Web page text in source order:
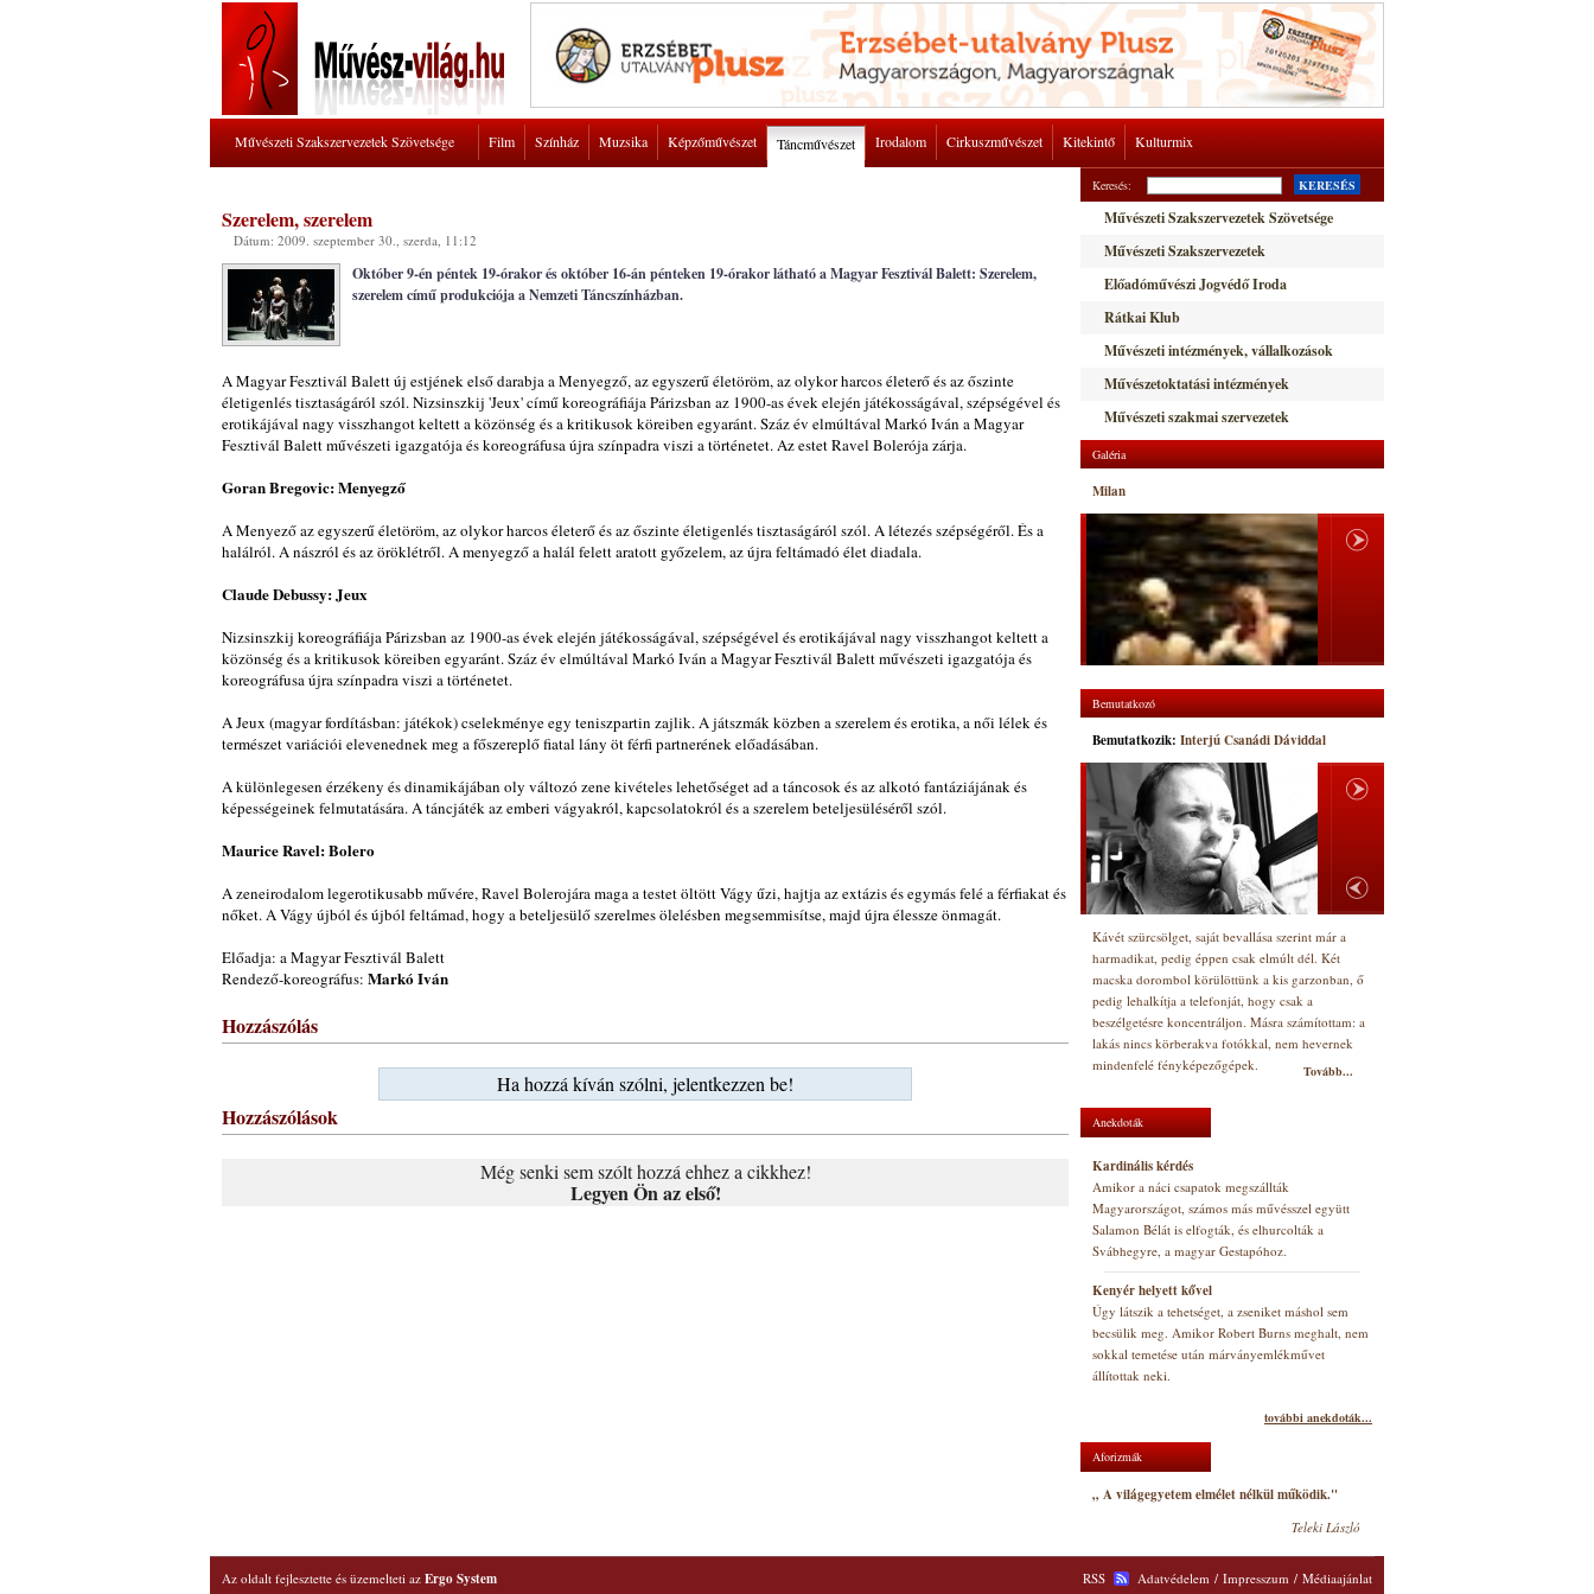
Művészeti Szakszervezetek Szövetsége Film Színház Muzsika Képzőművészet Táncművészet Irodalom Cirkuszművészet Kitekintő Kulturmix
Szerelem, szerelem
Dátum: 2009. szeptember 30., szerda, 11:12
Október 9-én péntek 19-órakor és október 16-án pénteken 19-órakor látható a Magyar Fesztivál Balett: Szerelem,
szerelem című produkciója a Nemzeti Táncszínházban.
A Magyar Fesztivál Balett új estjének első darabja a Menyegző, az egyszerű életöröm, az olykor harcos életerő és az őszinte
életigenlés tisztaságáról szól. Nizsinszkij 'Jeux' című koreográfiája Párizsban az 1900-as évek elején játékosságával, szépségével és
erotikájával nagy visszhangot keltett a közönség és a kritikusok köreiben egyaránt. Száz év elmúltával Markó Iván a Magyar
Fesztivál Balett művészeti igazgatója és koreográfusa újra színpadra viszi a történetet. Az estet Ravel Bolerója zárja.
Goran Bregovic: Menyegző
A Menyező az egyszerű életöröm, az olykor harcos életerő és az őszinte életigenlés tisztaságáról szól. A létezés szépségéről. És a
halálról. A nászról és az öröklétről. A menyegző a halál felett aratott győzelem, az újra feltámadó élet diadala.
Claude Debussy: Jeux
Nizsinszkij koreográfiája Párizsban az 1900-as évek elején játékosságával, szépségével és erotikájával nagy visszhangot keltett a
közönség és a kritikusok köreiben egyaránt. Száz év elmúltával Markó Iván a Magyar Fesztivál Balett művészeti igazgatója és
koreográfusa újra színpadra viszi a történetet.
A Jeux (magyar fordításban: játékok) cselekménye egy teniszpartin zajlik. A játszmák közben a szerelem és erotika, a női lélek és
természet variációi elevenednek meg a főszereplő fiatal lány öt férfi partnerének előadásában.
A különlegesen érzékeny és dinamikájában oly változó zene kivételes lehetőséget ad a táncosok és az alkotó fantáziájának és
képességeinek felmutatására. A táncjáték az emberi vágyakról, kapcsolatokról és a szerelem beteljesüléséről szól.
Maurice Ravel: Bolero
A zeneirodalom legerotikusabb művére, Ravel Bolerojára maga a testet öltött Vágy űzi, hajtja az extázis és egymás felé a férfiakat és
nőket. A Vágy újból és újból feltámad, hogy a beteljesülő szerelmes ölelésben megsemmisítse, majd újra élessze önmagát.
Előadja: a Magyar Fesztivál Balett
Rendező-koreográfus: Markó Iván
Hozzászólás
Ha hozzá kíván szólni, jelentkezzen be!
Hozzászólások
Még senki sem szólt hozzá ehhez a cikkhez!
Legyen Ön az első!
Keresés: KERESÉS
Művészeti Szakszervezetek Szövetsége
Művészeti Szakszervezetek
Előadóművészi Jogvédő Iroda
Rátkai Klub
Művészeti intézmények, vállalkozások
Művészetoktatási intézmények
Művészeti szakmai szervezetek
Galéria
Milan
Bemutatkozó
Bemutatkozik: Interjú Csanádi Dáviddal
Kávét szürcsölget, saját bevallása szerint már a
harmadikat, pedig éppen csak elmúlt dél. Két
macska dorombol körülöttünk a kis garzonban, ő
pedig lehalkítja a telefonját, hogy csak a
beszélgetésre koncentráljon. Másra számítottam: a
lakás nincs körberakva fotókkal, nem hevernek
mindenfelé fényképezőgépek.
Tovább...
Anekdoták
Kardinális kérdés
Amikor a náci csapatok megszállták
Magyarországot, számos más művésszel együtt
Salamon Bélát is elfogták, és elhurcolták a
Svábhegyre, a magyar Gestapóhoz.
Kenyér helyett kővel
Úgy látszik a tehetséget, a zseniket máshol sem
becsülik meg. Amikor Robert Burns meghalt, nem
sokkal temetése után márványemlékművet
állítottak neki.
további anekdoták...
Aforizmák
„ A világegyetem elmélet nélkül működik."
Teleki László
Az oldalt fejlesztette és üzemelteti az Ergo System RSS Adatvédelem / Impresszum / Médiaajánlat